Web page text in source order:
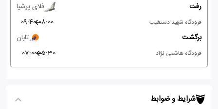
رفت
فلای پرشیا
فرودگاه شهید دستغیب 08:00
09:40
برگشت
تابان
فرودگاه هاشمی نژاد 05:30
07:00
شرایط و ضوابط